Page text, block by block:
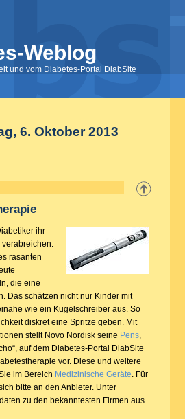
Weblog
und vom Diabetes-Portal DiabSite
6. Oktober 2013
ihr
verabreichen.
rasanten
die eine
Das schätzen nicht nur Kinder mit
wie ein Kugelschreiber aus. So
diskret eine Spritze geben. Mit
stellt Novo Nordisk seine Pens,
auf dem Diabetes-Portal DiabSite
vor. Diese und weitere
im Bereich Medizinische Geräte. Für
bitte an den Anbieter. Unter
zu den bekanntesten Firmen aus